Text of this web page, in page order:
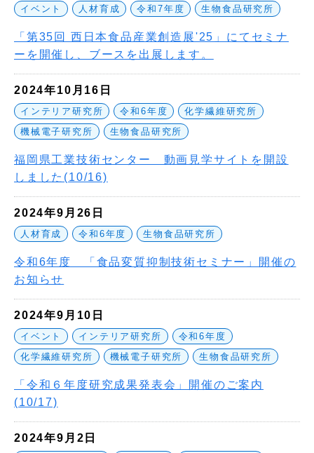
イベント 人材育成 令和7年度 生物食品研究所
「第35回 西日本食品産業創造展'25」にてセミナ
ーを開催し、ブースを出展します。
2024年10月16日
インテリア研究所 令和6年度
化学繊維研究所
機械電子研究所
生物食品研究所
福岡県工業技術センター 動画見学サイトを開設
しました(10/16)
2024年9月26日
人材育成 令和6年度 生物食品研究所
令和6年度 「食品変質抑制技術セミナー」開催の
お知らせ
2024年9月10日
イベント インテリア研究所
令和6年度
化学繊維研究所
機械電子研究所 生物食品研究所
「令和６年度研究成果発表会」開催のご案内
(10/17)
2024年9月2日